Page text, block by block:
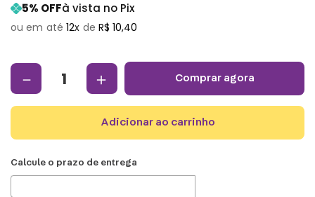
5% OFFà vista no Pix
12 R$ 10,40
＋
－ comprar agora
adicionar ao carrinho